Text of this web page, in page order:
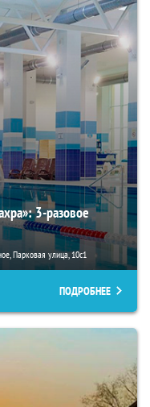
3-разовое
Парковая улица, 10с1
ПОДРОБНЕЕ